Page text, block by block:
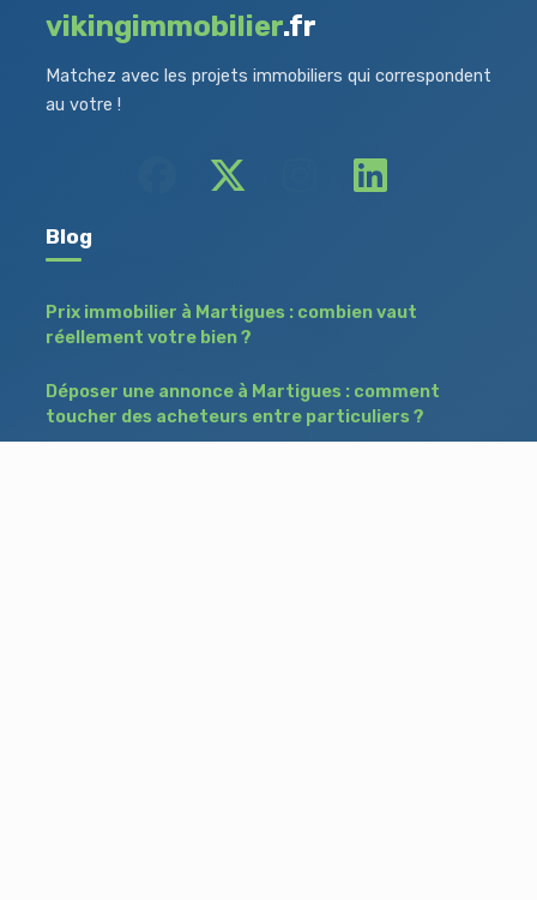
vikingimmobilier.fr
Matchez avec les projets immobiliers qui correspondent
au votre !
Blog
Prix immobilier à Martigues : combien vaut
réellement votre bien ?
Déposer une annonce à Martigues : comment
toucher des acheteurs entre particuliers ?